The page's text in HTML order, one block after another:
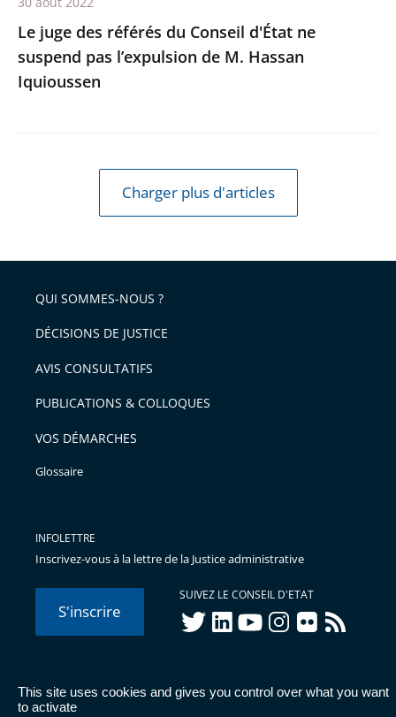
This site uses cookies and gives you control over what you want
to activate
M.
Hassan
Iquioussen
Le juge des référés du Conseil d'État ne
suspend pas l’expulsion de M. Hassan
Iquioussen
Charger plus d'articles
QUI SOMMES-NOUS ?
DÉCISIONS DE JUSTICE
AVIS CONSULTATIFS
PUBLICATIONS & COLLOQUES
VOS DÉMARCHES
Glossaire
INFOLETTRE
Inscrivez-vous à la lettre de la Justice administrative
S'inscrire
SUIVEZ LE CONSEIL D'ETAT
twitterlinkedInyoutubeinstagram
flickr rss
© Conseil d'État 2026 - Mentions légales
Données